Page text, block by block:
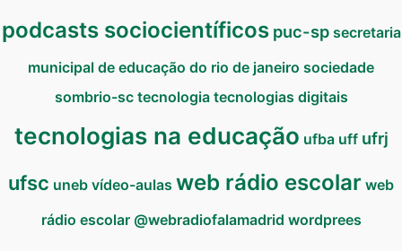
podcasts sociocientíficos puc-sp secretaria
municipal de educação do rio de janeiro sociedade
sombrio-sc tecnologia tecnologias digitais
tecnologias na educação ufba uff ufrj
ufsc uneb vídeo-aulas web rádio escolar web
rádio escolar @webradiofalamadrid wordprees